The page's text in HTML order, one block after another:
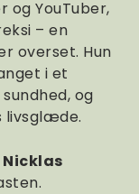
og YouTuber,
– en
overset. Hun
i et
og
livsglæde.
Nicklas